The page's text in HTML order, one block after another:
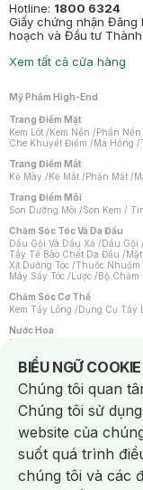
Hotline: 1800 6324
Giấy chứng nhận Đăng
hoạch và Đầu tư Thành
Xem tất cả cửa hàng
Mỹ Phẩm High-End
Trang Điểm Mặt
Kem Lót /Kem Nền /Phấn Nền
Che Khuyết Điểm /Má Hồng /
Trang Điểm Mắt
Kẻ Mày /Kẻ Mắt /Phấn Mắt /
Trang Điểm Môi
Son Dưỡng Môi /Son Kem /
Chăm Sóc Tóc Và Da Đầu
Dầu Gội Và Dầu Xả /Dầu Gội /
Tẩy Tế Bào Chết Da Đầu /
Xịt Dưỡng Tóc /Thuốc Nhuộm
Máy Sấy Tóc /Lược /Bộ Chăm
Chăm Sóc Cơ Thể
Kem Tẩy Lông /Dụng Cụ Tẩy
Nước Hoa
Nước Hoa Nữ
Chăm Sóc Cá Nhân
Chống Muỗi /Khẩu Trang /
Sản Phẩm Chăm Sóc Khác /
Hỗ Trợ Trắng Răng/Kem
Tăm / Chỉ Nha Khoa/ Xịt
Khăn Ướt Vệ Sinh Vùng Kín/
Máy Cạo Râu
Vấn Đề Về Da
Da Dầu / Lỗ Chân Lông To/
Da Nhạy Cảm / Kích Ứng
BIỂU NGỮ COOKIE
Notice about cookies
Chúng tôi quan
Chúng tôi sử
website của
suốt quá trình
chúng tôi và các